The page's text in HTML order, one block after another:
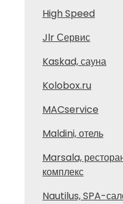
High Speed
Jlr Сервис
Kaskad, сауна
Kolobox.ru
MACservice
Maldini, отель
Marsala,
комплекс
Nautilus, SPA-